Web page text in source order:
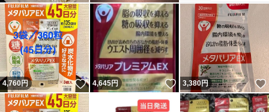
4,760円 いいね！
4,645円 いいね！
3,380円